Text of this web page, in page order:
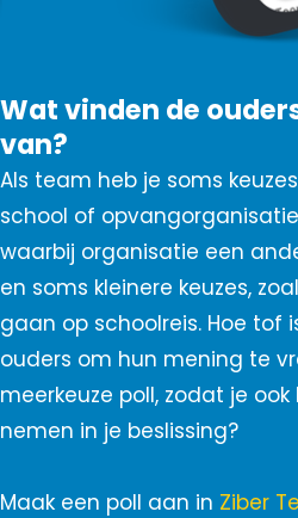
Wat vinden de
van?
Als team heb je soms
school of
waarbij organisatie een
en soms kleinere keuzes,
gaan op schoolreis. Hoe tof
ouders om hun mening te
meerkeuze poll, zodat je
nemen in je beslissing?
Maak een poll aan in Ziber